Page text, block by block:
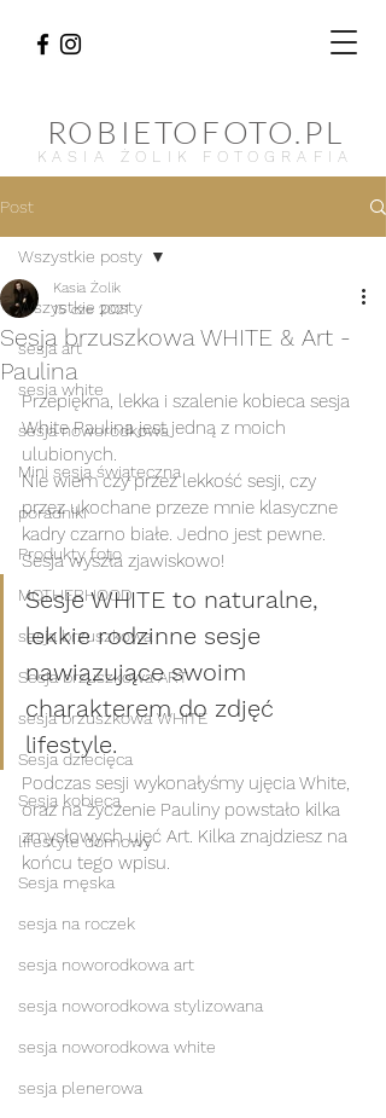
ROBIETOFOTO.PL
KASIA ŻOLIK FOTOGRAFIA
Post
Wszystkie posty
sesja art
sesja white
sesja noworodkowa
Mini sesja świąteczna
poradniki
Produkty foto
MOTHERHOOD
sesja brzuszkowa
Sesja brzuszkowa ART
sesja brzuszkowa WHITE
Sesja dziecięca
Sesja kobieca
lifestyle domowy
Sesja męska
sesja na roczek
sesja noworodkowa art
sesja noworodkowa stylizowana
sesja noworodkowa white
sesja plenerowa
Wszystkie posty
Sesja brzuszkowa WHITE & Art -
Paulina
Kasia Żolik
15 cze 2021
Przepiękna, lekka i szalenie kobieca sesja
White Paulina jest jedną z moich
ulubionych.
Nie wiem czy przez lekkość sesji, czy
przez ukochane przeze mnie klasyczne
kadry czarno białe. Jedno jest pewne.
Sesja wyszła zjawiskowo!
Sesje WHITE to naturalne,
lekkie rodzinne sesje
nawiązujące swoim
charakterem do zdjęć
lifestyle.
Podczas sesji wykonałyśmy ujęcia White,
oraz na życzenie Pauliny powstało kilka
zmysłowych ujęć Art. Kilka znajdziesz na
końcu tego wpisu.